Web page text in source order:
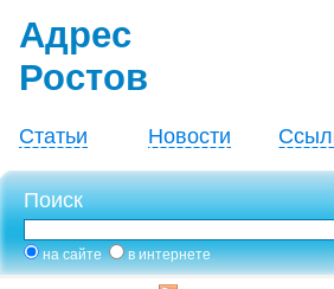
Адрес
Ростов
Статьи Новости
Поиск
на сайте в интернете